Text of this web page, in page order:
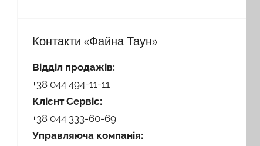
Контакти «Файна Таун»
Відділ продажів:
+38 044 494-11-11
Клієнт Сервіс:
+38 044 333-60-69
Управляюча компанія: